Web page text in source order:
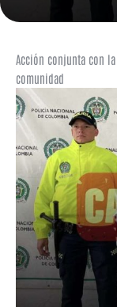
Acción conjunta con
comunidad